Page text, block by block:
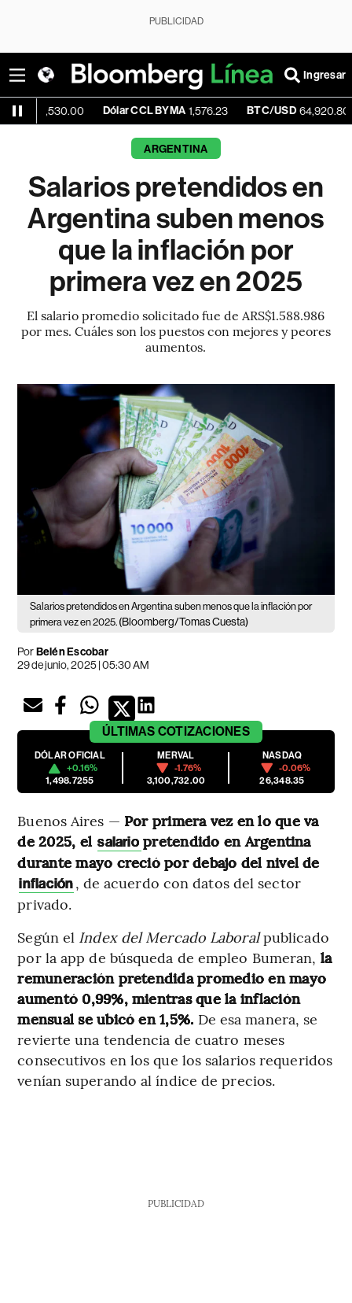
PUBLICIDAD
Ingresar
Dólar CCL BYMA 1,576.23 BTC/USD 64,920.80
ARGENTINA
Salarios pretendidos en
Argentina suben menos
que la inflación por
primera vez en 2025
El salario promedio solicitado fue de ARS$1.588.986
por mes. Cuáles son los puestos con mejores y peores
aumentos.
Salarios pretendidos en Argentina suben menos que la inflación por
primera vez en 2025. (Bloomberg/Tomas Cuesta)
PorBelén Escobar
29 de junio, 2025 | 05:30 AM
ÚLTIMAS COTIZACIONES
DÓLAR OFICIAL
+0.16%
1,498.7255
MERVAL
-1.76%
3,100,732.00
NASDAQ
-0.06%
26,348.35
Buenos Aires — Por primera vez en lo que va
de 2025, el salario pretendido en Argentina
durante mayo creció por debajo del nivel de
inflación, de acuerdo con datos del sector
privado.
Según el Index del Mercado Laboralpublicado
por la app de búsqueda de empleo Bumeran, la
remuneración pretendida promedio en mayo
aumentó 0,99%, mientras que la inflación
mensual se ubicó en 1,5%. De esa manera, se
revierte una tendencia de cuatro meses
consecutivos en los que los salarios requeridos
venían superando al índice de precios.
PUBLICIDAD